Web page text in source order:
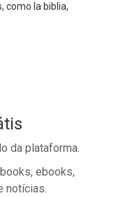
como la biblia,
da plataforma.
ebooks,
notícias.